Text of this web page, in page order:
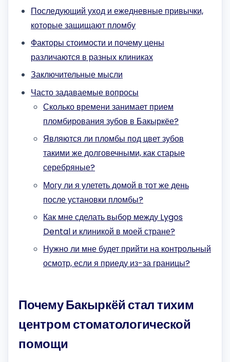
Последующий уход и ежедневные привычки,
которые защищают пломбу
Факторы стоимости и почему цены
различаются в разных клиниках
Заключительные мысли
Часто задаваемые вопросы
Сколько времени занимает прием
пломбирования зубов в Бакыркёе?
Являются ли пломбы под цвет зубов
такими же долговечными, как старые
серебряные?
Могу ли я улететь домой в тот же день
после установки пломбы?
Как мне сделать выбор между Lygos
Dental и клиникой в ​​моей стране?
Нужно ли мне будет прийти на контрольный
осмотр, если я приеду из-за границы?
Почему Бакыркёй стал тихим
центром стоматологической
помощи